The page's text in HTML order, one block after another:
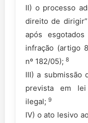
II) o processo
direito de
após
infração (artigo
nº 182/05); 8
III) a submissão
prevista em lei
ilegal; 9
IV) o ato lesivo